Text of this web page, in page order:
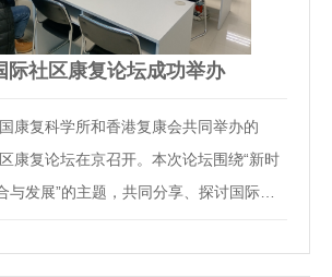
际社区康复论坛成功举办
康复科学所和香港复康会共同举办的
康复论坛在京召开。本次论坛围绕“新时
与发展”的主题，共同分享、探讨国际国
医科大学康复医学院院长李建军教授、香